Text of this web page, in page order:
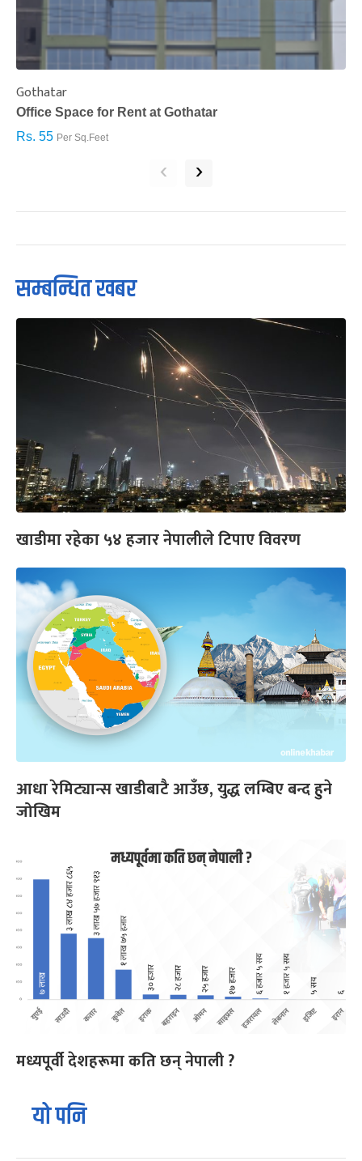
Gothatar
Office Space for Rent at Gothatar
Rs. 55 Per Sq.Feet
‹ ›
सम्बन्धित खबर
खाडीमा रहेका ५४ हजार नेपालीले टिपाए विवरण
आधा रेमिट्यान्स खाडीबाटै आउँछ, युद्ध लम्बिए बन्द हुने
जोखिम
मध्यपूर्वी देशहरूमा कति छन् नेपाली ?
यो पनि